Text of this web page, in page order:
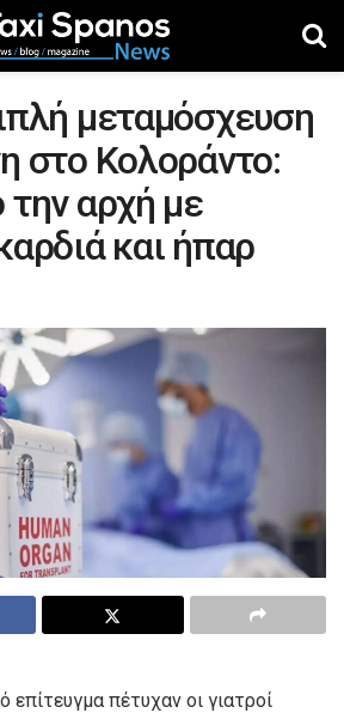
μεταμόσχευση
στο Κολοράντο:
την αρχή με
και ήπαρ
επίτευγμα πέτυχαν οι γιατροί